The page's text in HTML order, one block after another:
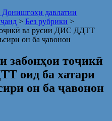
Донишгоҳи давлатии
> Без рубрики >
ва русии ДИС ДДТТ
он ба ҷавонон
забонҳои тоҷикӣ
оид ба хатари
он ба ҷавонон